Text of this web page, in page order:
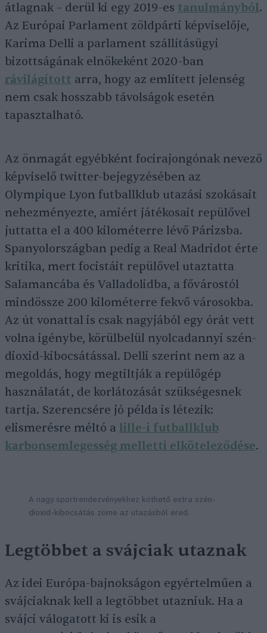
átlagnak – derül ki egy 2019-es tanulmányból.
Az Európai Parlament zöldpárti képviselője,
Karima Delli a parlament szállításügyi
bizottságának elnökeként 2020-ban
rávilágított arra, hogy az említett jelenség
nem csak hosszabb távolságok esetén
tapasztalható.
Az önmagát egyébként focirajongónak nevező
képviselő twitter-bejegyzésében az
Olympique Lyon futballklub utazási szokásait
nehezményezte, amiért játékosait repülővel
juttatta el a 400 kilométerre lévő Párizsba.
Spanyolországban pedig a Real Madridot érte
kritika, mert focistáit repülővel utaztatta
Salamancába és Valladolidba, a fővárostól
mindössze 200 kilométerre fekvő városokba.
Az út vonattal is csak nagyjából egy órát vett
volna igénybe, körülbelül nyolcadannyi szén-
dioxid-kibocsátással. Delli szerint nem az a
megoldás, hogy megtiltják a repülőgép
használatát, de korlátozását szükségesnek
tartja. Szerencsére jó példa is létezik:
elismerésre méltó a lille-i futballklub
karbonsemlegesség melletti elköteleződése.
A nagy sportrendezvényekhez köthető extra szén-
dioxid-kibocsátás zöme az utazásból ered.
Legtöbbet a svájciak utaznak
Az idei Európa-bajnokságon egyértelműen a
svájciaknak kell a legtöbbet utazniuk. Ha a
svájci válogatott ki is esik a